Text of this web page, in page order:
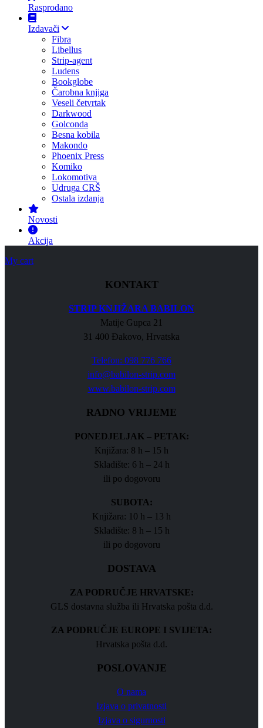
Rasprodano
Izdavači
Fibra
Libellus
Strip-agent
Ludens
Bookglobe
Čarobna knjiga
Veseli četvrtak
Darkwood
Golconda
Besna kobila
Makondo
Phoenix Press
Komiko
Lokomotiva
Udruga CRŠ
Ostala izdanja
Novosti
Akcija
My cart
KONTAKT
STRIP KNJIŽARA BABILON
Matije Gupca 21
31 400 Đakovo, Hrvatska
Telefon: 098 776 766
info@babilon-strip.com
www.babilon-strip.com
RADNO VRIJEME
PONEDJELJAK – PETAK:
Knjižara: 8 h – 15 h
Skladište: 6 h – 24 h
ili po dogovoru
SUBOTA:
Knjižara: 10 h – 13 h
Skladište: 8 h – 15 h
ili po dogovoru
DOSTAVA
ZA PODRUČJE HRVATSKE:
GLS dostavna služba ili Hrvatska pošta d.d.
ZA PODRUČJE EUROPE I SVIJETA:
Hrvatska pošta d.d.
POSLOVANJE
O nama
Izjava o privatnosti
Izjava o sigurnosti